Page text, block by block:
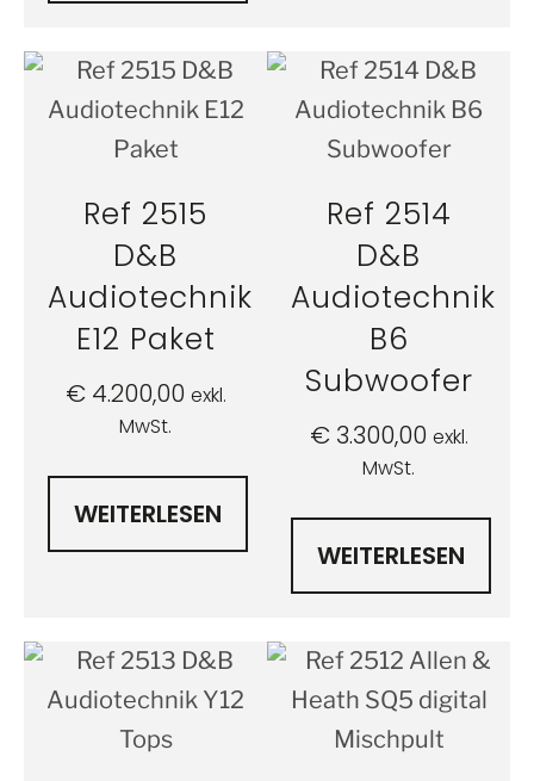
Ref 2515
D&B
Audiotechnik
E12 Paket
€4.200,00 exkl.
MwSt.
WEITERLESEN
Ref 2514
D&B
Audiotechnik
B6
Subwoofer
€3.300,00 exkl.
MwSt.
WEITERLESEN